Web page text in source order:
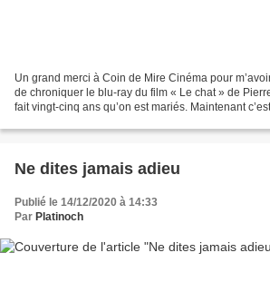
Un grand merci à Coin de Mire Cinéma pour
de chroniquer le blu-ray du film « Le chat » de
fait vingt-cinq ans qu’on est mariés. Maintenant
Ne dites jamais adieu
Publié le 14/12/2020 à 14:33
Par Platinoch